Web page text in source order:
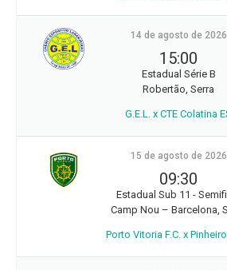
14 de agosto de 2026
15:00
Estadual Série B
Robertão, Serra
G.E.L. x CTE Colatina
15 de agosto de 2026
09:30
Estadual Sub 11 -
Camp Nou – Barcelona,
Porto Vitoria F.C. x